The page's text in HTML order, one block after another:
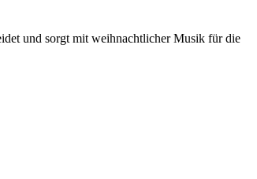
und sorgt mit weihnachtlicher Musik für die